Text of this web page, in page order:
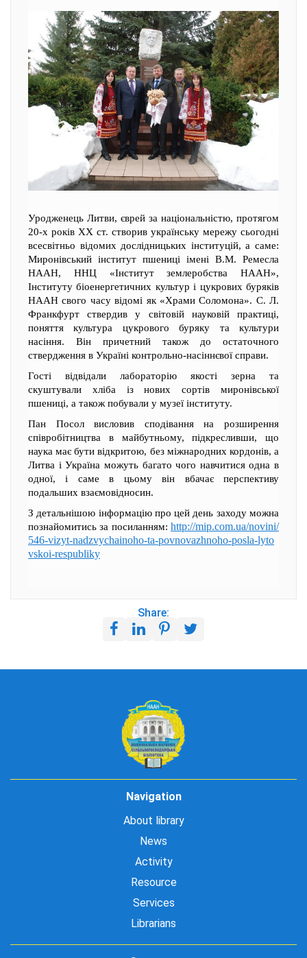
Уродженець Литви, єврей за національністю, протягом
20-х років ХХ ст. створив українську мережу сьогодні
всесвітньо відомих дослідницьких інституцій, а саме:
Миронівський інститут пшениці імені В.М. Ремесла
НААН, ННЦ «Інститут землеробства НААН»,
Інституту біоенергетичних культур і цукрових буряків
НААН свого часу відомі як «Храми Соломона». С. Л.
Франкфурт ствердив у світовій науковій практиці,
поняття культура цукрового буряку та культури
насіння. Він причетний також до остаточного
ствердження в Україні контрольно-насіннєвої справи.
Гості відвідали лабораторію якості зерна та
скуштували хліба із нових сортів миронівської
пшениці, а також побували у музеї інституту.
Пан Посол висловив сподівання на розширення
співробітництва в майбутньому, підкресливши, що
наука має бути відкритою, без міжнародних кордонів, а
Литва і Україна можуть багато чого навчитися одна в
одної, і саме в цьому він вбачає перспективу
подальших взаємовідносин.
З детальнішою інформацію про цей день заходу можна
познайомитись за посиланням: http://mip.com.ua/novini/
546-vizyt-nadzvychainoho-ta-povnovazhnoho-posla-lyto
vskoi-respubliky
Share:
Navigation
About library
News
Activity
Resource
Services
Librarians